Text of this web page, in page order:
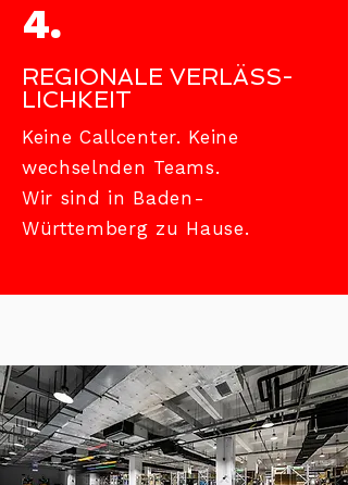
4.
REGIONALE VERLÄSS-
LICHKEIT
Keine Callcenter. Keine
wechselnden Teams.
Wir sind in Baden-
Württemberg zu Hause.